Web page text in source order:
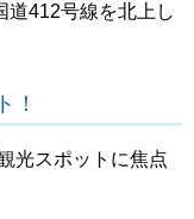
道412号線を北上し
！
光スポットに焦点